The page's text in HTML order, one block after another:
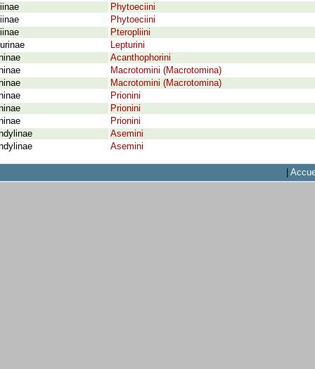
Phytoeciini
Phytoeciini
Pteropliini
Lepturini
Acanthophorini
Macrotomini (Macrotomina)
Macrotomini (Macrotomina)
Prionini
Prionini
Prionini
Asemini
Asemini